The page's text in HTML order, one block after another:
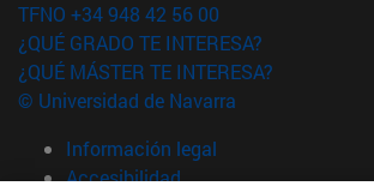
TFNO +34 948 42 56 00
¿QUÉ GRADO TE INTERESA?
¿QUÉ MÁSTER TE INTERESA?
© Universidad de Navarra
Información legal
Accesibilidad